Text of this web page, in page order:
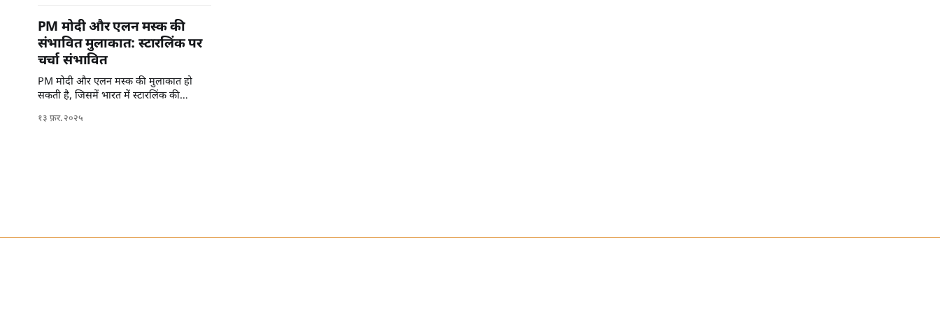
PM मोदी और एलन मस्क की
संभावित मुलाकात: स्टारलिंक पर
चर्चा संभावित
PM मोदी और एलन मस्क की मुलाकात हो
सकती है, जिसमें भारत में स्टारलिंक की
१३ फ़र. २०२५